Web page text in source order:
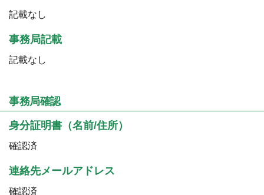
記載なし
事務局記載
記載なし
事務局確認
身分証明書（名前/住所）
確認済
連絡先メールアドレス
確認済